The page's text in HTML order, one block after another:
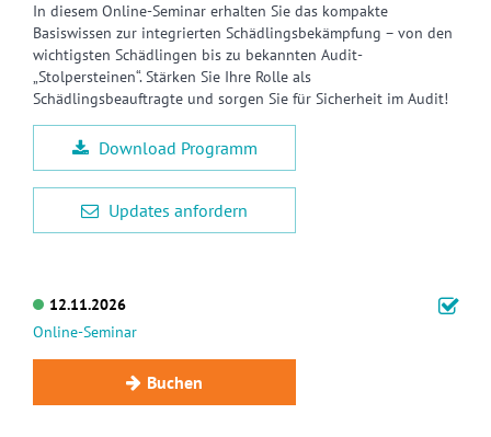
In diesem Online-Seminar erhalten Sie das kompakte
Basiswissen zur integrierten Schädlingsbekämpfung – von den
wichtigsten Schädlingen bis zu bekannten Audit-
„Stolpersteinen“. Stärken Sie Ihre Rolle als
Schädlingsbeauftragte und sorgen Sie für Sicherheit im Audit!
Download Programm
Updates anfordern
12.11.2026
Online-Seminar
Buchen